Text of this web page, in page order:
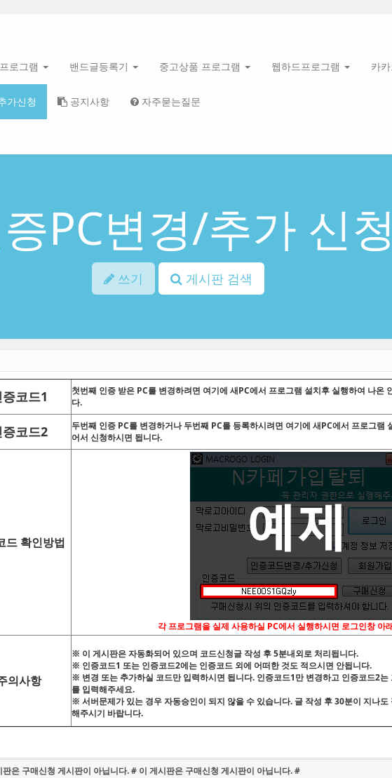
로그램 밴드글등록기 중고상품 프로그램 웹하드프로그램 카
가신청 공지사항 자주묻는질문
PC변경/추가 신청
쓰기 게시판 검색
증코드1
첫번째 인증 받은 PC를 변경하려면 여기에 새PC에서 프로그램 설치후 실행하여 나온
다.
증코드2
두번째 인증 PC를 변경하거나 두번째 PC를 등록하시려면 여기에 새PC에서 프로그램
어서 신청하시면 됩니다.
드 확인방법
각 프로그램을 실제 사용하실 PC에서 실행하시면 로그인창 아
의사항
※ 이 게시판은 자동화되어 있으며 코드신청글 작성 후 5분내외로 처리됩니다.
※ 인증코드1 또는 인증코드2에는 인증코드 외에 어떠한 것도 적으시면 안됩니다.
※ 변경 또는 추가하실 코드만 입력하시면 됩니다. 인증코드1만 변경하고 인증코드2
를 입력해주세요.
※ 서버문제가 있는 경우 자동승인이 되지 않을 수 있습니다. 글 작성 후 30분이 지나
해주시기 바랍니다.
은 구매신청 게시판이 아닙니다. # 이 게시판은 구매신청 게시판이 아닙니다. #